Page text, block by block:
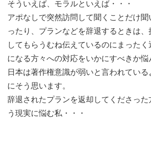
そういえば、モラルといえば・・・
アポなしで突然訪問して聞くことだけ
ったり、プランなどを辞退するときは
してもらうむね伝えているのにまった
になる方々への対応をいかにすべきか悩
日本は著作権意識が弱いと言われてい
にそう思います。
辞退されたプランを返却してくださった
う現実に悩む私・・・